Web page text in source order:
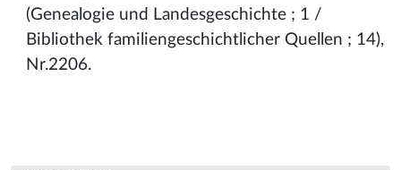
(Genealogie und Landesgeschichte ; 1 /
Bibliothek familiengeschichtlicher Quellen ; 14),
Nr.2206.